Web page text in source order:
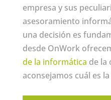
empresa y sus
asesoramiento
una decisión es
desde OnWork
de la informática de la
aconsejamos cuál es